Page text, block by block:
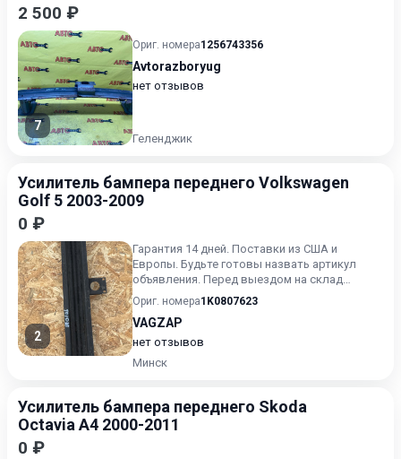
2 500 ₽
7
Ориг. номера1256743356
Avtorazboryug
нет отзывов
Геленджик
Усилитель бампера переднего Volkswagen
Golf 5 2003-2009
0 ₽
2
Гарантия 14 дней. Поставки из США и
Европы. Будьте готовы назвать артикул
объявления. Перед выездом на склад
обязательно звоните.
Ориг. номера1K0807623
VAGZAP
нет отзывов
Минск
Усилитель бампера переднего Skoda
Octavia A4 2000-2011
0 ₽